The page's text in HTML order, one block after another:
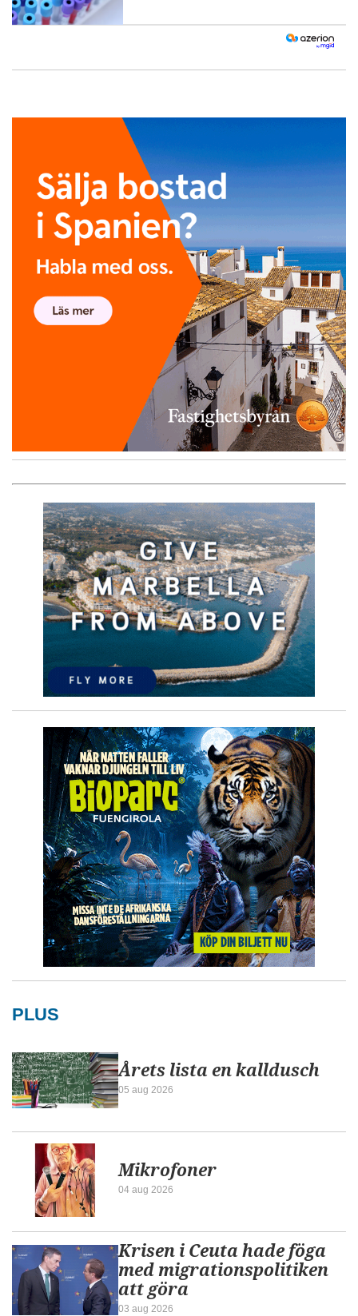
PLUS
Årets lista en kalldusch
05 aug 2026
Mikrofoner
04 aug 2026
Krisen i Ceuta hade föga
med migrationspolitiken
att göra
03 aug 2026